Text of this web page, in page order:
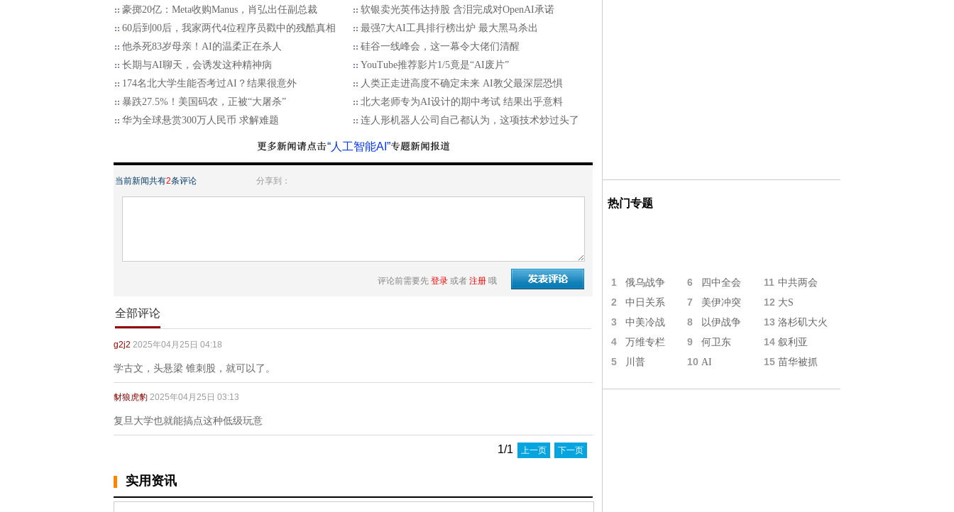
豪掷20亿：Meta收购Manus，肖弘出任副总裁
软银卖光英伟达持股 含泪完成对OpenAI承诺
60后到00后，我家两代4位程序员戳中的残酷真相
最强7大AI工具排行榜出炉 最大黑马杀出
他杀死83岁母亲！AI的温柔正在杀人
硅谷一线峰会，这一幕令大佬们清醒
长期与AI聊天，会诱发这种精神病
YouTube推荐影片1/5竟是“AI废片”
174名北大学生能否考过AI？结果很意外
人类正走进高度不确定未来 AI教父最深层恐惧
暴跌27.5%！美国码农，正被“大屠杀”
北大老师专为AI设计的期中考试 结果出乎意料
华为全球悬赏300万人民币 求解难题
连人形机器人公司自己都认为，这项技术炒过头了
“人工智能AI”
当前新闻共有2条评论 分享到：
评论前需要先 登录 或者 注册 哦
全部评论
g2j2 2025年04月25日 04:18
学古文，头悬梁 锥刺股，就可以了。
豺狼虎豹 2025年04月25日 03:13
复旦大学也就能搞点这种低级玩意
1/1 上一页 下一页
实用资讯
热门专题
1 俄乌战争 6 四中全会 11 中共两会
2 中日关系 7 美伊冲突 12 大S
3 中美冷战 8 以伊战争 13 洛杉矶大火
4 万维专栏 9 何卫东 14 叙利亚
5 川普 10 AI 15 苗华被抓